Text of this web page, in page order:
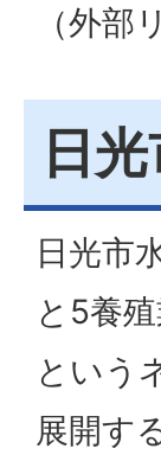
（外部
日
日光市
と5養
という
展開す